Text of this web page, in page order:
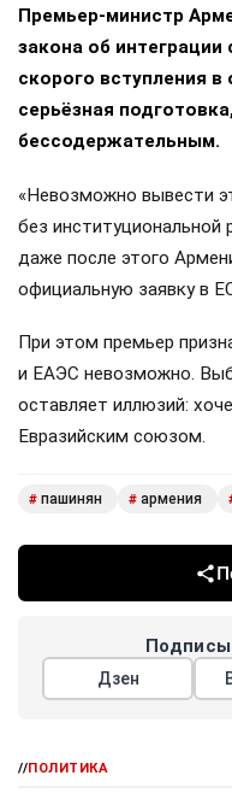
Премьер-министр
закона об
скорого вступления
серьёзная
бессодержательным.
«Невозможно вывести
без
даже после этого
официальную заявку в
При этом премьер
и ЕАЭС невозможно.
оставляет иллюзий:
Евразийским союзом.
# пашинян # армения
Дзен
//ПОЛИТИКА